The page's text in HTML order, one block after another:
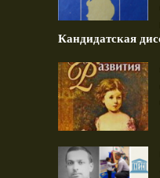
Кандидатская